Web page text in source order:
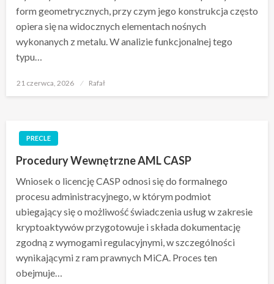
form geometrycznych, przy czym jego konstrukcja często
opiera się na widocznych elementach nośnych
wykonanych z metalu. W analizie funkcjonalnej tego
typu…
Opublikowane
21 czerwca, 2026 Rafał
PRECLE
Procedury Wewnętrzne AML CASP
Wniosek o licencję CASP odnosi się do formalnego
procesu administracyjnego, w którym podmiot
ubiegający się o możliwość świadczenia usług w zakresie
kryptoaktywów przygotowuje i składa dokumentację
zgodną z wymogami regulacyjnymi, w szczególności
wynikającymi z ram prawnych MiCA. Proces ten
obejmuje…